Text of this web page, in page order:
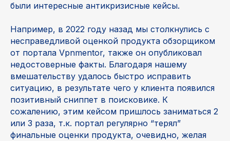
были интересные антикризисные кейсы.
Например, в 2022 году назад мы столкнулись с
несправедливой оценкой продукта обзорщиком
от портала Vpnmentor, также он опубликовал
недостоверные факты. Благодаря нашему
вмешательству удалось быстро исправить
ситуацию, в результате чего у клиента появился
позитивный сниппет в поисковике. К
сожалению, этим кейсом пришлось заниматься 2
или 3 раза, т.к. портал регулярно “терял”
финальные оценки продукта, очевидно, желая